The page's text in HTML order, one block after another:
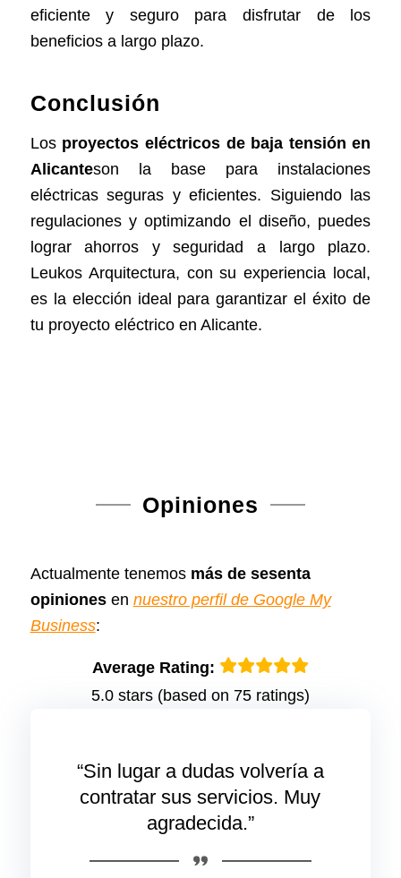
eficiente y seguro para disfrutar de los
beneficios a largo plazo.
Conclusión
Los proyectos eléctricos de baja tensión en
Alicanteson la base para instalaciones
eléctricas seguras y eficientes. Siguiendo las
regulaciones y optimizando el diseño, puedes
lograr ahorros y seguridad a largo plazo.
Leukos Arquitectura, con su experiencia local,
es la elección ideal para garantizar el éxito de
tu proyecto eléctrico en Alicante.
Opiniones
Actualmente tenemos más de sesenta
opiniones en nuestro perfil de Google My
Business:
Average Rating:
5.0 stars (based on 75 ratings)
“Sin lugar a dudas volvería a
contratar sus servicios. Muy
agradecida.”